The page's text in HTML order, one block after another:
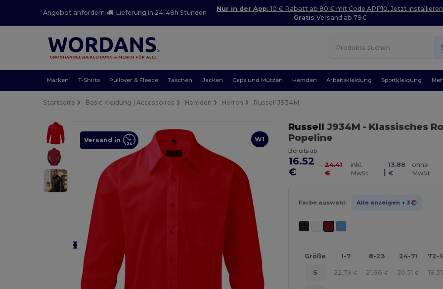
Angebot anfordern | Lieferung in 24-48h Stunden
Nur in der App: 10 € Rabatt ab 80 € mit Code APP10. Jetzt
GratisVersand ab 79€
Marken T-Shirts Pullover & Fleece Taschen Jacken Caps und Mützen Hemden Arbeitskleidung Sportkleidung
Startseite Basic Kleidung | Accessoires Hemden Herren Russell J934M
W1
Versand in
Russell J934M - Klassisches
Popeline
Bereits ab
16.52
€
24.41
€
inkl.
MwSt
|
13.88
€
ohne
MwSt
Farbe auswahl: Alle anzeigen + 3
Größe 1-7 8-23 24-71 72-
S 22.79 € 21.66 € 20.51 €